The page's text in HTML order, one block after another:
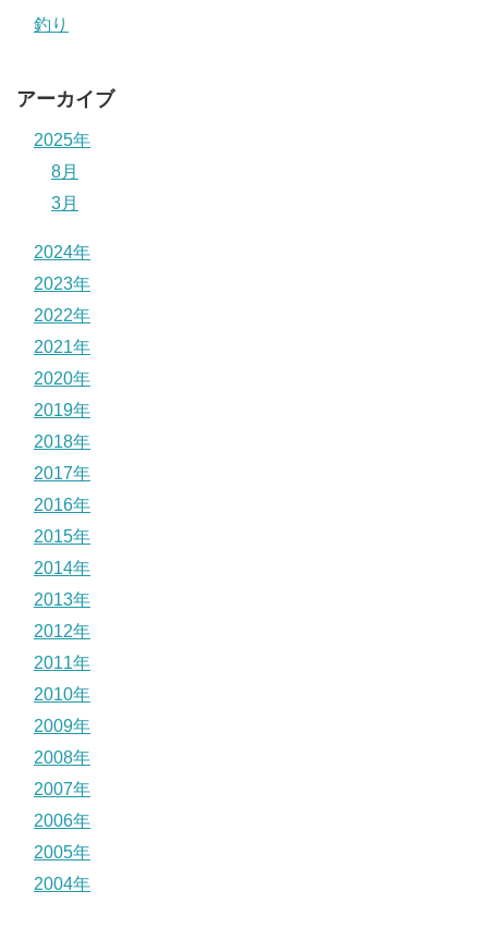
釣り
アーカイブ
2025年
8月
3月
2024年
2023年
2022年
2021年
2020年
2019年
2018年
2017年
2016年
2015年
2014年
2013年
2012年
2011年
2010年
2009年
2008年
2007年
2006年
2005年
2004年